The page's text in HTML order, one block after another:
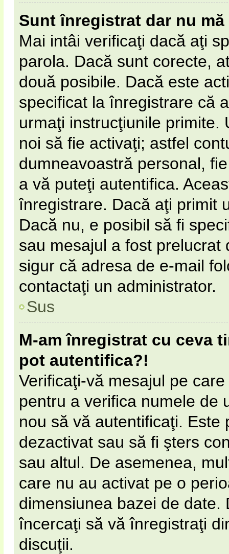
Sunt înregistrat dar nu
Mai intâi verificaţi dacă aţi
parola. Dacă sunt corecte,
două posibile. Dacă este
specificat la înregistrare că
urmaţi instrucţiunile primite.
noi să fie activaţi; astfel
dumneavoastră personal,
a vă puteţi autentifica.
înregistrare. Dacă aţi primit
Dacă nu, e posibil să fi
sau mesajul a fost
sigur că adresa de e-mail
contactaţi un administrator.
Sus
M-am înregistrat cu ceva
pot autentifica?!
Verificaţi-vă mesajul pe
pentru a verifica numele de
nou să vă autentificaţi.
dezactivat sau să fi şters
sau altul. De asemenea,
care nu au activat pe o
dimensiunea bazei de
încercaţi să vă înregistraţi
discuţii.